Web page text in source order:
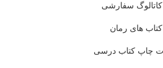
سفارشی
های رمان
چاپ کتاب درسی